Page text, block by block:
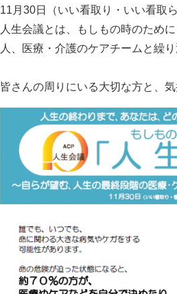
文
11月30日（いい看取り・いい看取
人生会議とは、もしもの時のため
人、医療・介護のケアチームと繰
皆さんの周りにいる大切な方と、